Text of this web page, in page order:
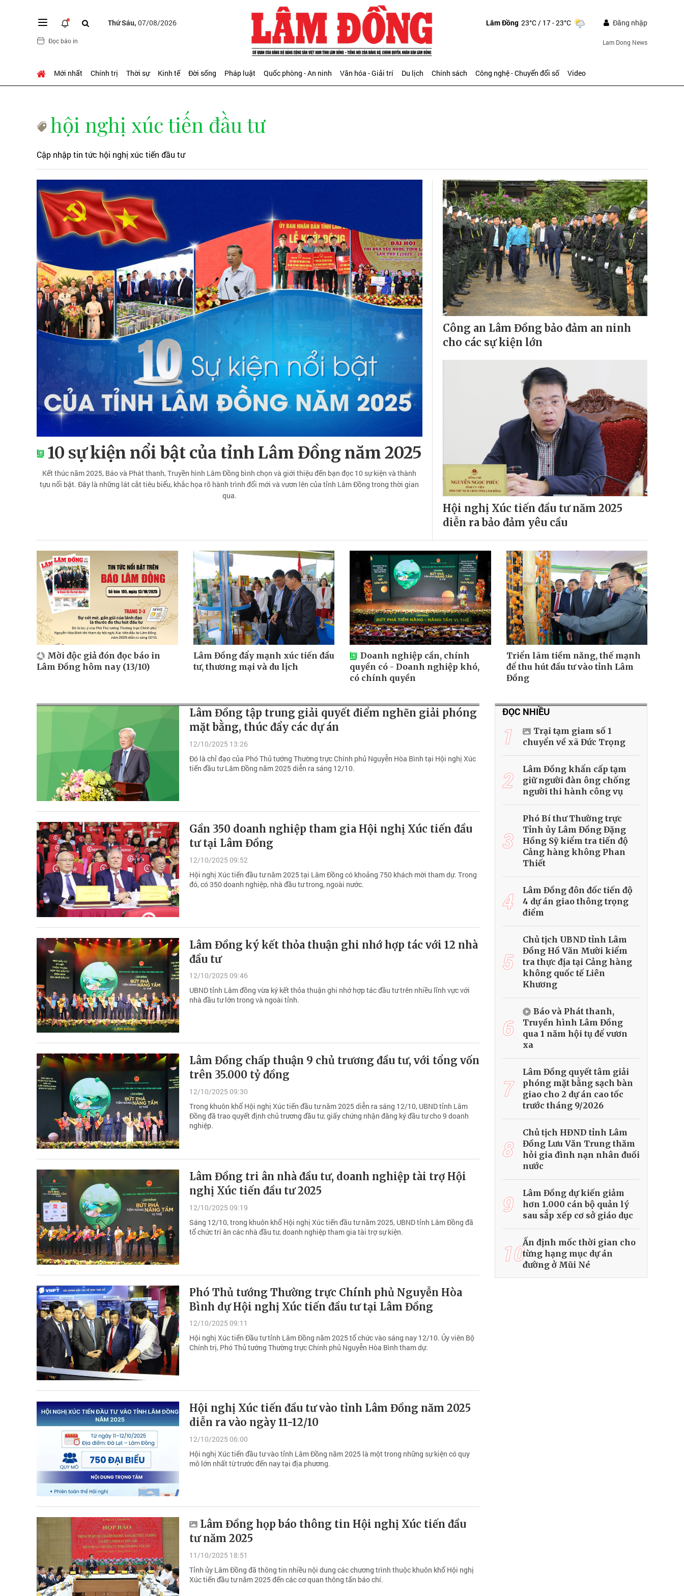
Thứ Sáu, 07/08/2026
Đọc báo in
Lâm Đồng 23°C/ 17 - 23°C Đăng nhập
Lam Dong News
Mới nhất Chính trị Thời sự Kinh tế Đời sống Pháp luật Quốc phòng - An ninh Văn hóa - Giải trí Du lịch Chính sách Công nghệ - Chuyển đổi số Video
hội nghị xúc tiến đầu tư
Cập nhập tin tức hội nghị xúc tiến đầu tư
10 sự kiện nổi bật của tỉnh Lâm Đồng năm 2025
Kết thúc năm 2025, Báo và Phát thanh, Truyền hình Lâm Đồng bình chọn và giới thiệu đến bạn đọc 10 sự kiện và thành
tựu nổi bật. Đây là những lát cắt tiêu biểu, khắc họa rõ hành trình đổi mới và vươn lên của tỉnh Lâm Đồng trong thời gian
qua.
Công an Lâm Đồng bảo đảm an ninh
cho các sự kiện lớn
Hội nghị Xúc tiến đầu tư năm 2025
diễn ra bảo đảm yêu cầu
Mời độc giả đón đọc báo in
Lâm Đồng hôm nay (13/10)
Lâm Đồng đẩy mạnh xúc tiến đầu
tư, thương mại và du lịch
Doanh nghiệp cần, chính
quyền có - Doanh nghiệp khó,
có chính quyền
Triển lãm tiềm năng, thế mạnh
để thu hút đầu tư vào tỉnh Lâm
Đồng
Lâm Đồng tập trung giải quyết điểm nghẽn giải phóng
mặt bằng, thúc đẩy các dự án
12/10/2025 13:26
Đó là chỉ đạo của Phó Thủ tướng Thường trực Chính phủ Nguyễn Hòa Bình tại Hội nghị Xúc
tiến đầu tư Lâm Đồng năm 2025 diễn ra sáng 12/10.
Gần 350 doanh nghiệp tham gia Hội nghị Xúc tiến đầu
tư tại Lâm Đồng
12/10/2025 09:52
Hội nghị Xúc tiến đầu tư năm 2025 tại Lâm Đồng có khoảng 750 khách mời tham dự. Trong
đó, có 350 doanh nghiệp, nhà đầu tư trong, ngoài nước.
Lâm Đồng ký kết thỏa thuận ghi nhớ hợp tác với 12 nhà
đầu tư
12/10/2025 09:46
UBND tỉnh Lâm đồng vừa ký kết thỏa thuận ghi nhớ hợp tác đầu tư trên nhiều lĩnh vực với
nhà đầu tư lớn trong và ngoài tỉnh.
Lâm Đồng chấp thuận 9 chủ trương đầu tư, với tổng vốn
trên 35.000 tỷ đồng
12/10/2025 09:30
Trong khuôn khổ Hội nghị Xúc tiến đầu tư năm 2025 diễn ra sáng 12/10, UBND tỉnh Lâm
Đồng đã trao quyết định chủ trương đầu tư, giấy chứng nhận đăng ký đầu tư cho 9 doanh
nghiệp.
Lâm Đồng tri ân nhà đầu tư, doanh nghiệp tài trợ Hội
nghị Xúc tiến đầu tư 2025
12/10/2025 09:19
Sáng 12/10, trong khuôn khổ Hội nghị Xúc tiến đầu tư năm 2025, UBND tỉnh Lâm Đồng đã
tổ chức tri ân các nhà đầu tư, doanh nghiệp tham gia tài trợ sự kiện.
Phó Thủ tướng Thường trực Chính phủ Nguyễn Hòa
Bình dự Hội nghị Xúc tiến đầu tư tại Lâm Đồng
12/10/2025 09:11
Hội nghị Xúc tiến Đầu tư tỉnh Lâm Đồng năm 2025 tổ chức vào sáng nay 12/10. Ủy viên Bộ
Chính trị, Phó Thủ tướng Thường trực Chính phủ Nguyễn Hòa Bình tham dự.
Hội nghị Xúc tiến đầu tư vào tỉnh Lâm Đồng năm 2025
diễn ra vào ngày 11-12/10
12/10/2025 06:00
Hội nghị Xúc tiến đầu tư vào tỉnh Lâm Đồng năm 2025 là một trong những sự kiện có quy
mô lớn nhất từ trước đến nay tại địa phương.
Lâm Đồng họp báo thông tin Hội nghị Xúc tiến đầu
tư năm 2025
11/10/2025 18:51
Tỉnh ủy Lâm Đồng đã thông tin nhiều nội dung các chương trình thuộc khuôn khổ Hội nghị
Xúc tiến đầu tư năm 2025 đến các cơ quan thông tấn báo chí.
ĐỌC NHIỀU
1
Trại tạm giam số 1
chuyển về xã Đức Trọng
2
Lâm Đồng khẩn cấp tạm
giữ người đàn ông chống
người thi hành công vụ
3
Phó Bí thư Thường trực
Tỉnh ủy Lâm Đồng Đặng
Hồng Sỹ kiểm tra tiến độ
Cảng hàng không Phan
Thiết
4
Lâm Đồng đôn đốc tiến độ
4 dự án giao thông trọng
điểm
5
Chủ tịch UBND tỉnh Lâm
Đồng Hồ Văn Mười kiểm
tra thực địa tại Cảng hàng
không quốc tế Liên
Khương
6
Báo và Phát thanh,
Truyền hình Lâm Đồng
qua 1 năm hội tụ để vươn
xa
7
Lâm Đồng quyết tâm giải
phóng mặt bằng sạch bàn
giao cho 2 dự án cao tốc
trước tháng 9/2026
8
Chủ tịch HĐND tỉnh Lâm
Đồng Lưu Văn Trung thăm
hỏi gia đình nạn nhân đuối
nước
9
Lâm Đồng dự kiến giảm
hơn 1.000 cán bộ quản lý
sau sắp xếp cơ sở giáo dục
10Ấn định mốc thời gian cho
từng hạng mục dự án
đường ở Mũi Né